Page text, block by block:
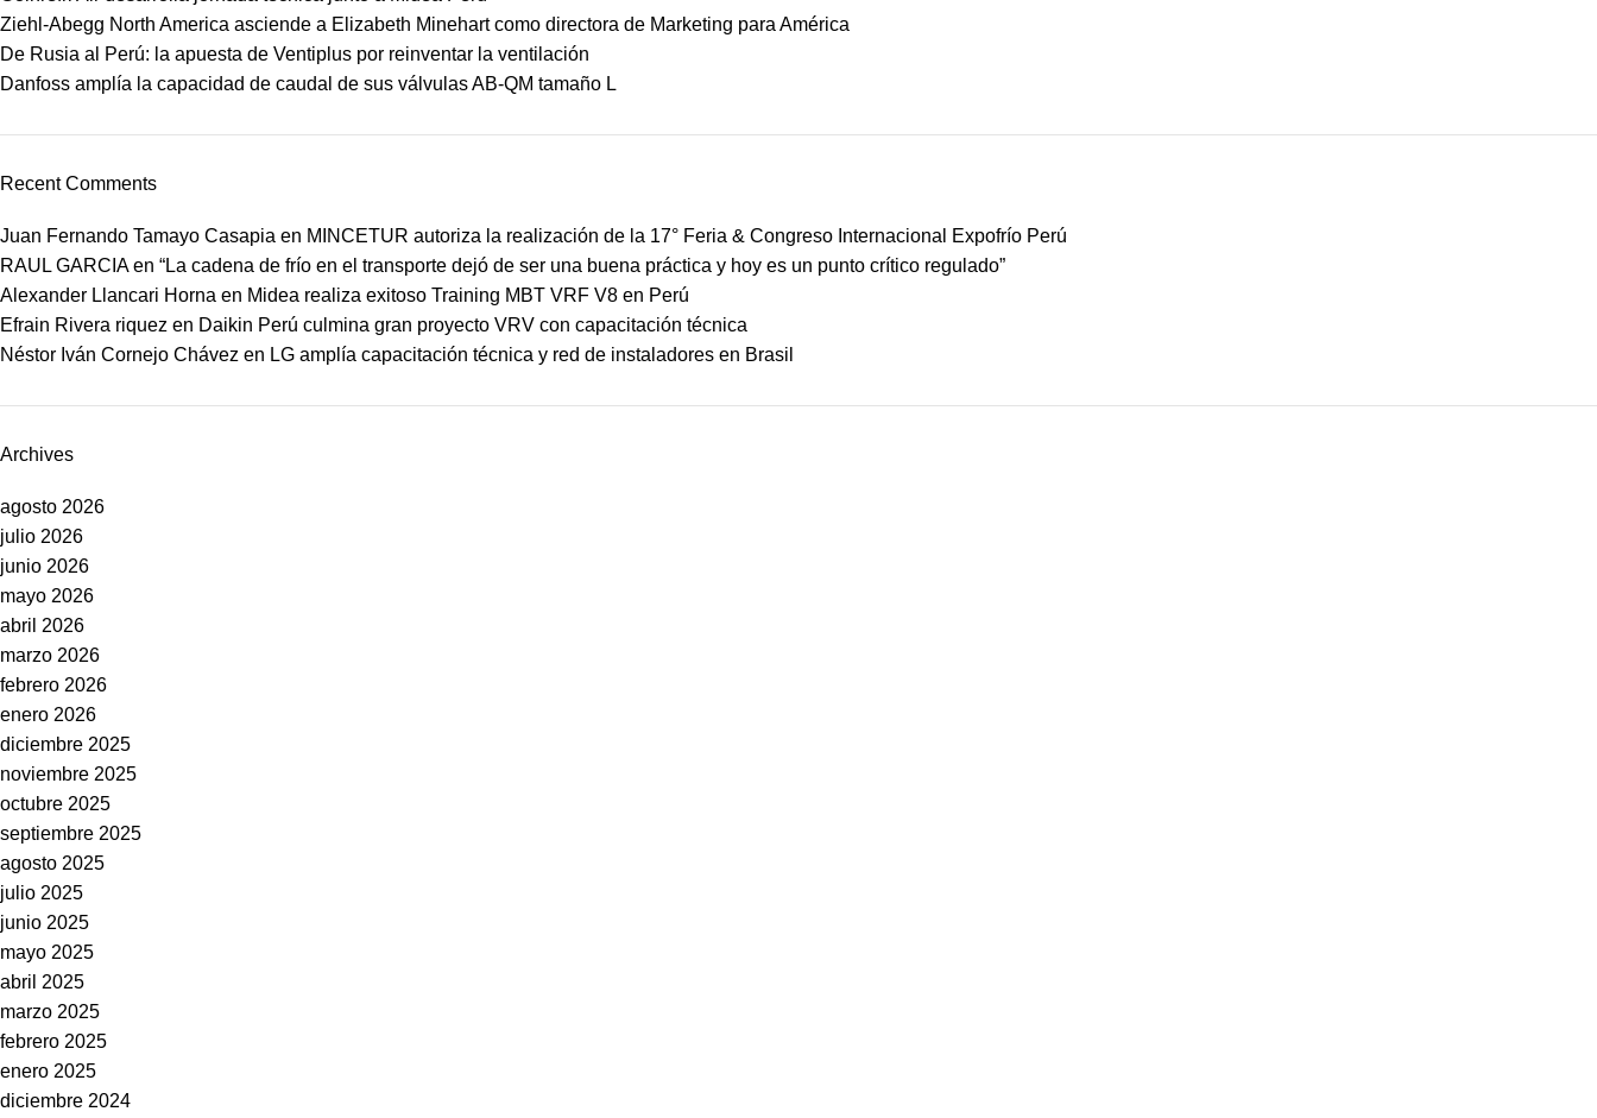
Ziehl-Abegg North America asciende a Elizabeth Minehart como directora de Marketing para América
De Rusia al Perú: la apuesta de Ventiplus por reinventar la ventilación
Danfoss amplía la capacidad de caudal de sus válvulas AB-QM tamaño L
Recent Comments
Juan Fernando Tamayo Casapia en MINCETUR autoriza la realización de la 17° Feria & Congreso Internacional Expofrío Perú
RAUL GARCIAen “La cadena de frío en el transporte dejó de ser una buena práctica y hoy es un punto crítico regulado”
Alexander Llancari Horna en Midea realiza exitoso Training MBT VRF V8 en Perú
Efrain Rivera riquez en Daikin Perú culmina gran proyecto VRV con capacitación técnica
Néstor Iván Cornejo Chávez en LG amplía capacitación técnica y red de instaladores en Brasil
Archives
agosto 2026
julio 2026
junio 2026
mayo 2026
abril 2026
marzo 2026
febrero 2026
enero 2026
diciembre 2025
noviembre 2025
octubre 2025
septiembre 2025
agosto 2025
julio 2025
junio 2025
mayo 2025
abril 2025
marzo 2025
febrero 2025
enero 2025
diciembre 2024